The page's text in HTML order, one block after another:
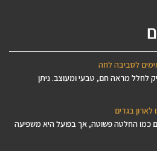
לסביבה לחה
לחלל מראה חם, טבעי ומעוצב. ניתן
בגדים
כמו החלטה פשוטה, אך בפועל היא משפיעה